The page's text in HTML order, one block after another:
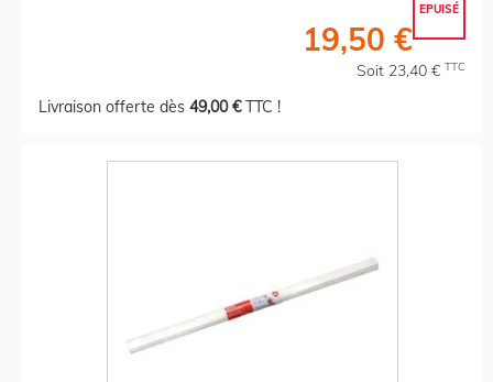
EPUISÉ
19,50 €
Soit 23,40 € TTC
Livraison offerte dès 49,00 €TTC !